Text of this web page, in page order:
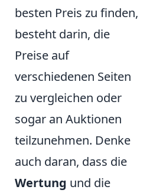
besten Preis zu finden,
besteht darin, die
Preise auf
verschiedenen Seiten
zu vergleichen oder
sogar an Auktionen
teilzunehmen. Denke
auch daran, dass die
Wertung und die